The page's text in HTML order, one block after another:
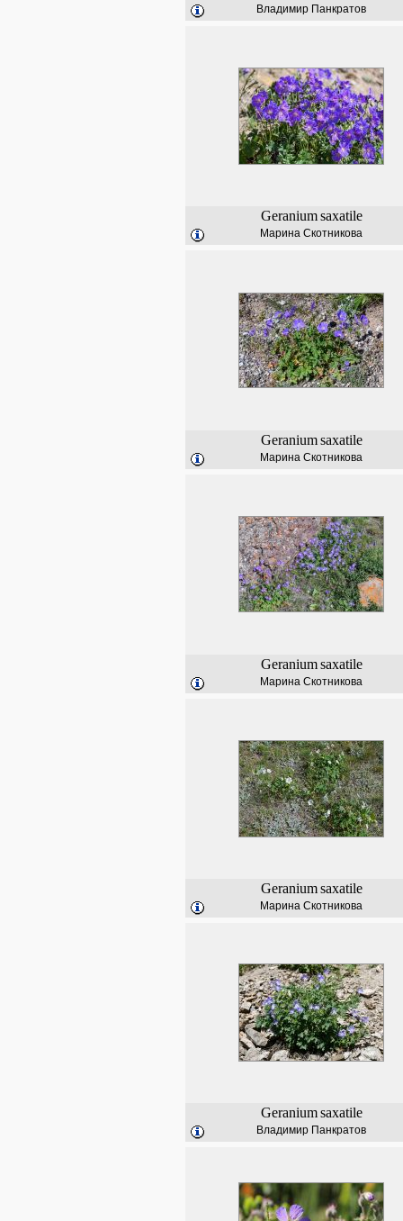
Владимир Панкратов
Geranium saxatile
Марина Скотникова
Geranium saxatile
Марина Скотникова
Geranium saxatile
Марина Скотникова
Geranium saxatile
Марина Скотникова
Geranium saxatile
Владимир Панкратов